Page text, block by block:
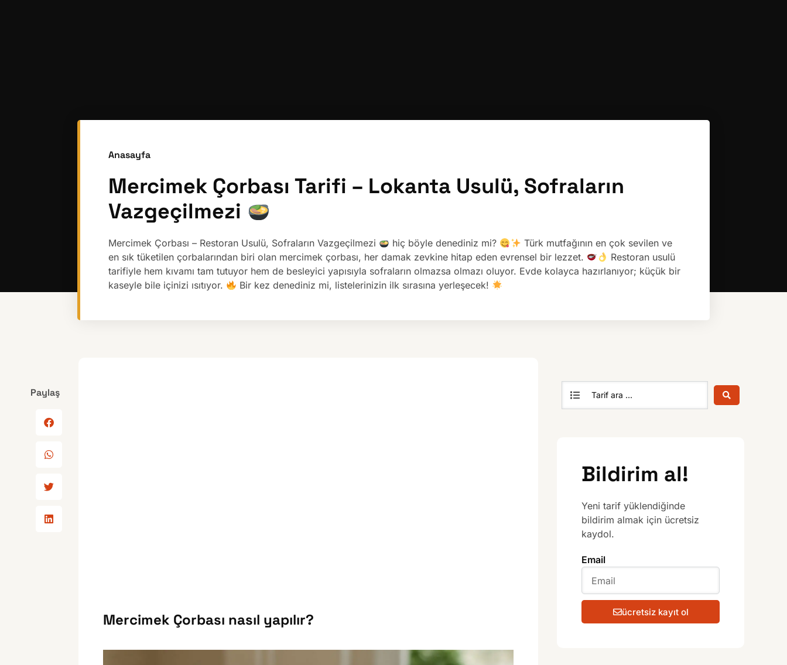
Anasayfa
Mercimek Çorbası Tarifi – Lokanta Usulü, Sofraların
Vazgeçilmezi
Mercimek Çorbası – Restoran Usulü, Sofraların Vazgeçilmezi hiç böyle denediniz mi?
Türk mutfağının en çok sevilen ve
en sık tüketilen çorbalarından biri olan mercimek çorbası, her damak zevkine hitap eden evrensel bir lezzet.
Restoran usulü
tarifiyle hem kıvamı tam tutuyor hem de besleyici yapısıyla sofraların olmazsa olmazı oluyor. Evde kolayca hazırlanıyor; küçük bir
kaseyle bile içinizi ısıtıyor.
Bir kez denediniz mi, listelerinizin ilk sırasına yerleşecek!
Paylaş
Mercimek Çorbası nasıl yapılır?
Bildirim al!
Yeni tarif yüklendiğinde
bildirim almak için ücretsiz
kaydol.
Email
ücretsiz kayıt ol